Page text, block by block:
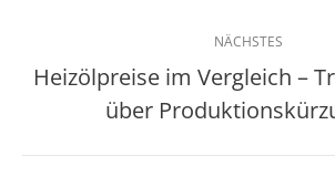
NÄCHSTES
Nächster
Beitrag:
Heizölpreise im Vergleich –
über